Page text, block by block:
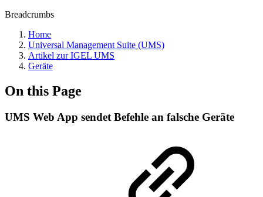
Breadcrumbs
Home
Universal Management Suite (UMS)
Artikel zur IGEL UMS
Geräte
On this Page
UMS Web App sendet Befehle an falsche Geräte